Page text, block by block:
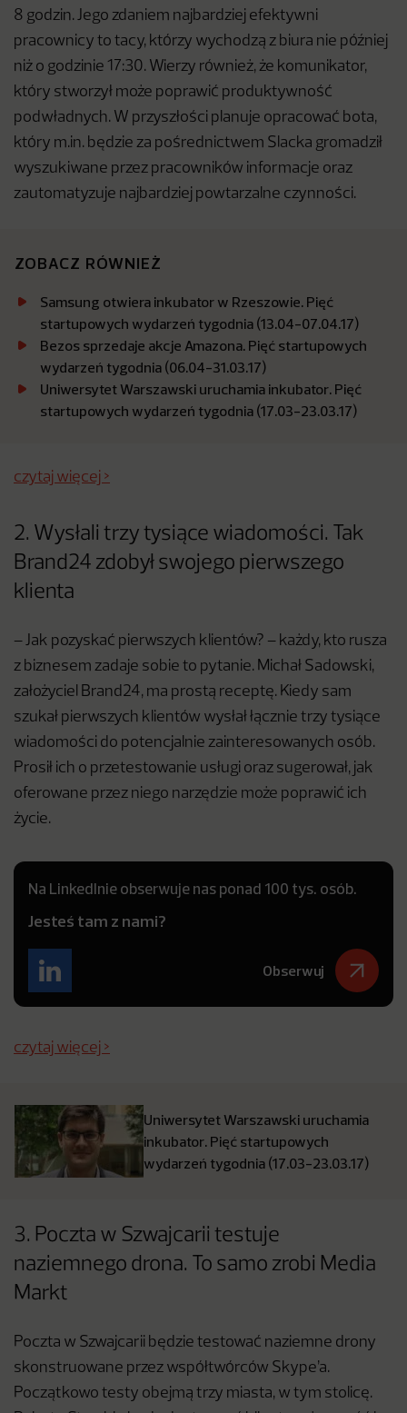
8 godzin. Jego zdaniem najbardziej efektywni
pracownicy to tacy, którzy wychodzą z biura nie później
niż o godzinie 17:30. Wierzy również, że komunikator,
który stworzył może poprawić produktywność
podwładnych. W przyszłości planuje opracować bota,
który m.in. będzie za pośrednictwem Slacka gromadził
wyszukiwane przez pracowników informacje oraz
zautomatyzuje najbardziej powtarzalne czynności.
ZOBACZ RÓWNIEŻ
Samsung otwiera inkubator w Rzeszowie. Pięć
startupowych wydarzeń tygodnia (13.04-07.04.17)
Bezos sprzedaje akcje Amazona. Pięć startupowych
wydarzeń tygodnia (06.04-31.03.17)
Uniwersytet Warszawski uruchamia inkubator. Pięć
startupowych wydarzeń tygodnia (17.03-23.03.17)
czytaj więcej >
2. Wysłali trzy tysiące wiadomości. Tak
Brand24 zdobył swojego pierwszego
klienta
– Jak pozyskać pierwszych klientów? – każdy, kto rusza
z biznesem zadaje sobie to pytanie. Michał Sadowski,
założyciel Brand24, ma prostą receptę. Kiedy sam
szukał pierwszych klientów wysłał łącznie trzy tysiące
wiadomości do potencjalnie zainteresowanych osób.
Prosił ich o przetestowanie usługi oraz sugerował, jak
oferowane przez niego narzędzie może poprawić ich
życie.
Na LinkedInie obserwuje nas ponad 100 tys. osób.
Jesteś tam z nami?
Obserwuj
czytaj więcej >
Uniwersytet Warszawski uruchamia
inkubator. Pięć startupowych
wydarzeń tygodnia (17.03-23.03.17)
3. Poczta w Szwajcarii testuje
naziemnego drona. To samo zrobi Media
Markt
Poczta w Szwajcarii będzie testować naziemne drony
skonstruowane przez współtwórców Skype’a.
Początkowo testy obejmą trzy miasta, w tym stolicę.